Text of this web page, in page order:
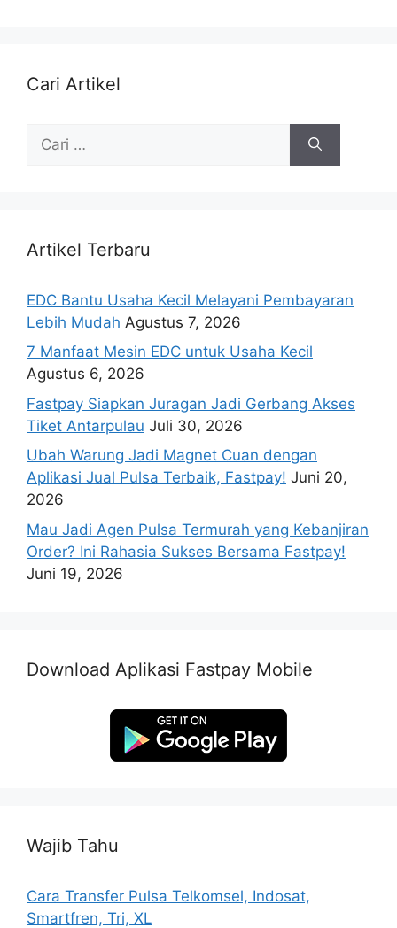
Cari Artikel
Artikel Terbaru
EDC Bantu Usaha Kecil Melayani Pembayaran
Lebih Mudah Agustus 7, 2026
7 Manfaat Mesin EDC untuk Usaha Kecil
Agustus 6, 2026
Fastpay Siapkan Juragan Jadi Gerbang Akses
Tiket Antarpulau Juli 30, 2026
Ubah Warung Jadi Magnet Cuan dengan
Aplikasi Jual Pulsa Terbaik, Fastpay! Juni 20,
2026
Mau Jadi Agen Pulsa Termurah yang Kebanjiran
Order? Ini Rahasia Sukses Bersama Fastpay!
Juni 19, 2026
Download Aplikasi Fastpay Mobile
Wajib Tahu
Cara Transfer Pulsa Telkomsel, Indosat,
Smartfren, Tri, XL